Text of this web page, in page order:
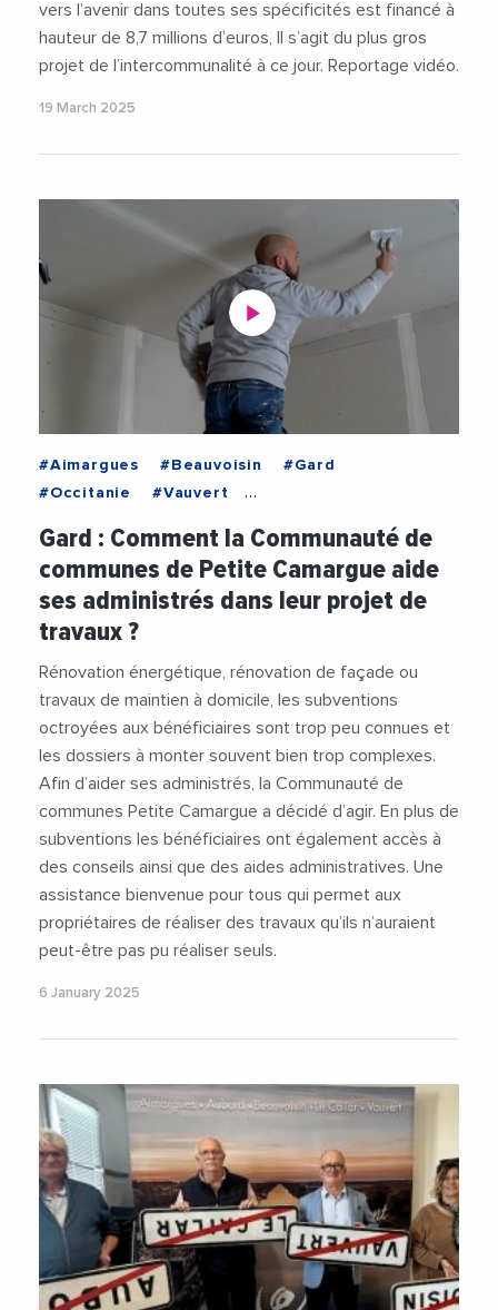
vers l’avenir dans toutes ses spécificités est financé à
hauteur de 8,7 millions d’euros, Il s’agit du plus gros
projet de l’intercommunalité à ce jour. Reportage vidéo.
19 March 2025
#Aimargues #Beauvoisin
#Gard
#Occitanie
#Vauvert
#FondationDuPatrimoine
#JeanDenat
#Logement
#Patrimoine
#Renovation
#Travaux
#Urbanis #Videos
Gard : Comment la Communauté de
communes de Petite Camargue aide
ses administrés dans leur projet de
travaux ?
Rénovation énergétique, rénovation de façade ou
travaux de maintien à domicile, les subventions
octroyées aux bénéficiaires sont trop peu connues et
les dossiers à monter souvent bien trop complexes.
Afin d’aider ses administrés, la Communauté de
communes Petite Camargue a décidé d’agir. En plus de
subventions les bénéficiaires ont également accès à
des conseils ainsi que des aides administratives. Une
assistance bienvenue pour tous qui permet aux
propriétaires de réaliser des travaux qu’ils n’auraient
peut-être pas pu réaliser seuls.
6 January 2025